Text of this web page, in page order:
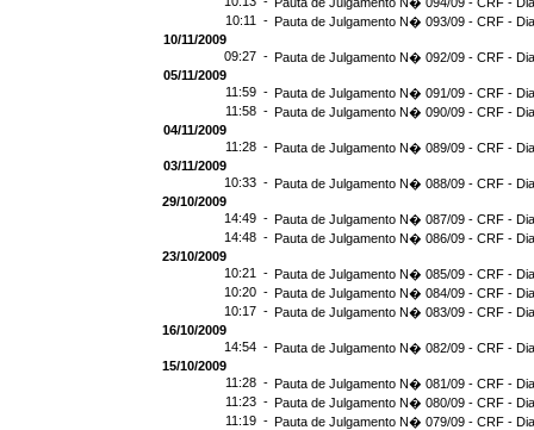
10:11 - Pauta de Julgamento N� 093/09 - CRF -
10/11/2009
09:27 - Pauta de Julgamento N� 092/09 - CRF -
05/11/2009
11:59 - Pauta de Julgamento N� 091/09 - CRF -
11:58 - Pauta de Julgamento N� 090/09 - CRF -
04/11/2009
11:28 - Pauta de Julgamento N� 089/09 - CRF -
03/11/2009
10:33 - Pauta de Julgamento N� 088/09 - CRF -
29/10/2009
14:49 - Pauta de Julgamento N� 087/09 - CRF -
14:48 - Pauta de Julgamento N� 086/09 - CRF -
23/10/2009
10:21 - Pauta de Julgamento N� 085/09 - CRF -
10:20 - Pauta de Julgamento N� 084/09 - CRF -
10:17 - Pauta de Julgamento N� 083/09 - CRF -
16/10/2009
14:54 - Pauta de Julgamento N� 082/09 - CRF -
15/10/2009
11:28 - Pauta de Julgamento N� 081/09 - CRF -
11:23 - Pauta de Julgamento N� 080/09 - CRF -
11:19 - Pauta de Julgamento N� 079/09 - CRF -